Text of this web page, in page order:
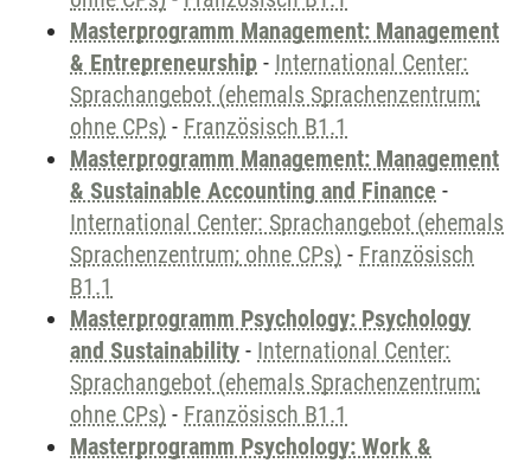
Masterprogramm Management: Management
& Entrepreneurship - International Center:
Sprachangebot (ehemals Sprachenzentrum;
ohne CPs) - Französisch B1.1
Masterprogramm Management: Management
& Sustainable Accounting and Finance -
International Center: Sprachangebot (ehemals
Sprachenzentrum; ohne CPs) - Französisch
B1.1
Masterprogramm Psychology: Psychology
and Sustainability - International Center:
Sprachangebot (ehemals Sprachenzentrum;
ohne CPs) - Französisch B1.1
Masterprogramm Psychology: Work &